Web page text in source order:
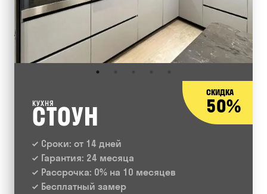
СКИДКА
50%
КУХНЯ
СТОУН
Сроки: от 14 дней
Гарантия: 24 месяца
Рассрочка: 0% на 10 месяцев
Бесплатный замер